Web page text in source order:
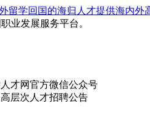
业发展服务平台。
才网官方微信公众号
层次人才招聘公告